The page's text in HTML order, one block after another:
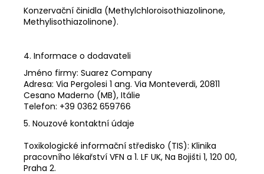
Konzervační činidla (Methylchloroisothiazolinone,
Methylisothiazolinone).
4. Informace o dodavateli
Jméno firmy: Suarez Company
Adresa: Via Pergolesi 1 ang. Via Monteverdi, 20811
Cesano Maderno (MB), Itálie
Telefon: +39 0362 659766
5. Nouzové kontaktní údaje
Toxikologické informační středisko (TIS): Klinika
pracovního lékařství VFN a 1. LF UK, Na Bojišti 1, 120 00,
Praha 2.